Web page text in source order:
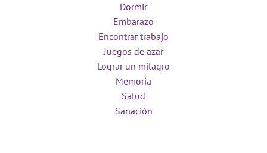
Dormir
Embarazo
Encontrar trabajo
Juegos de azar
Lograr un milagro
Memoria
Salud
Sanación